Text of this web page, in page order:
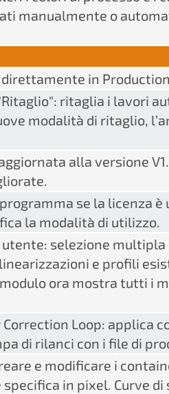
manualmente o
in
ritaglia i lavori
modalità di ritaglio,
alla versione
se la licenza
la modalità di utilizzo.
selezione
e profili
ora mostra tutti i
Loop: applica
di rilanci con i file di
e modificare i
in pixel. Curve